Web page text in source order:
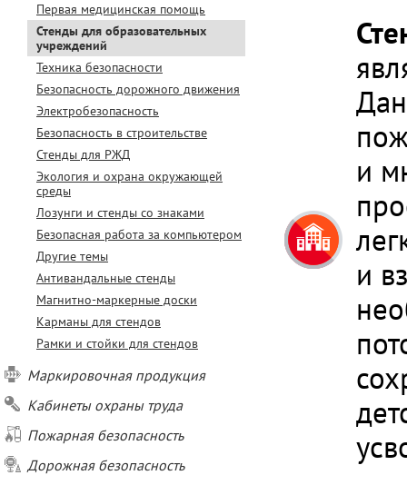
Первая медицинская помощь
Стенды для образовательных
учреждений
Техника безопасности
Безопасность дорожного движения
Электробезопасность
Безопасность в строительстве
Стенды для РЖД
Экология и охрана окружающей
среды
Лозунги и стенды со знаками
Безопасная работа за компьютером
Другие темы
Антивандальные стенды
Магнитно-маркерные доски
Карманы для стендов
Рамки и стойки для стендов
Маркировочная продукция
Кабинеты охраны труда
Пожарная безопасность
Дорожная безопасность
и
и